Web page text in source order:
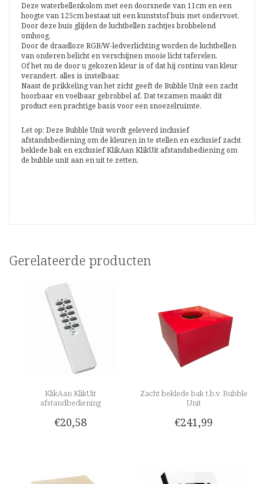
Deze waterbellenkolom met een doorsnede van 11cm en een
hoogte van 125cm bestaat uit een kunststof buis met ondervoet.
Door deze buis glijden de luchtbellen zachtjes brobbelend
omhoog.
Door de draadloze RGB/W-ledverlichting worden de luchtbellen
van onderen belicht en verschijnen mooie licht taferelen.
Of het nu de door u gekozen kleur is of dat hij continu van kleur
verandert. alles is instelbaar.
Naast de prikkeling van het zicht geeft de Bubble Unit een zacht
hoorbaar en voelbaar gebrobbel af. Dat tezamen maakt dit
product een prachtige basis voor een snoezelruimte.
Let op: Deze Bubble Unit wordt geleverd inclusief
afstandsbediening om de kleuren in te stellen en exclusief zacht
beklede bak en exclusief KlikAan KlikUit afstandsbediening om
de bubble unit aan en uit te zetten.
Gerelateerde producten
KlikAan KlikUit
afstandbediening
€20,58
Zacht beklede bak t.b.v. Bubble
Unit
€241,99